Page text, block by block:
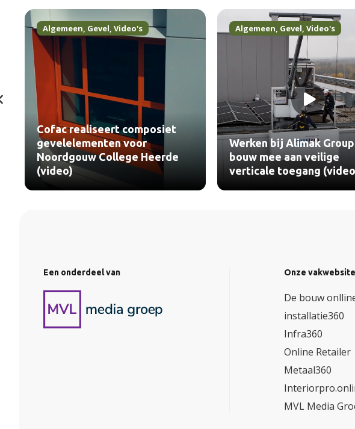
Algemeen, Gevel, Video's
Cofac realiseert composiet
gevelelementen voor
Noordgouw College Heerde
(video)
Algemeen, Gevel,Video's
Werken bij Alimak
bouw mee aan veilige
verticale toegang
Een onderdeel van Onze
De bouw
installatie360
Infra360
Online Retailer
Metaal360
MVL Media